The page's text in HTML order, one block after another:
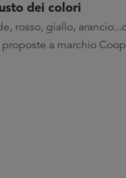
dei colori
rosso, giallo,
proposte a marchio